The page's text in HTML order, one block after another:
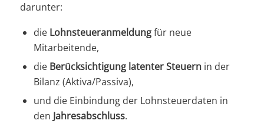
darunter:
die Lohnsteueranmeldungfür neue
Mitarbeitende,
die Berücksichtigung latenter Steuernin der
Bilanz (Aktiva/Passiva),
und die Einbindung der Lohnsteuerdaten in
den Jahresabschluss.